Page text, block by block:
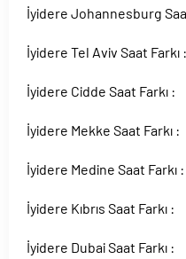
İyidere Johannesburg
İyidere Tel Aviv Saat Farkı :
İyidere Cidde Saat Farkı :
İyidere Mekke Saat Farkı :
İyidere Medine Saat Farkı :
İyidere Kıbrıs Saat Farkı :
İyidere Dubai Saat Farkı :